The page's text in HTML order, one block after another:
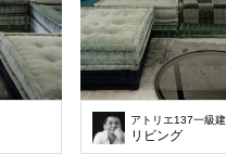
アトリエ137一級
リビング